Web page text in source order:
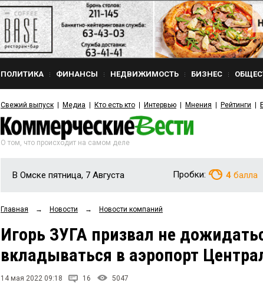
ПОЛИТИКА ФИНАНСЫ НЕДВИЖИМОСТЬ БИЗНЕС
Свежий выпуск Медиа Кто есть кто Интервью Мнения Рейтинги
О том, что происходит на самом деле
В Омске пятница, 7 Августа Пробки: 4 балла
Главная → Новости → Новости компаний
Игорь ЗУГА призвал не
вкладываться в аэропорт
14 мая 2022 09:18 16 5047